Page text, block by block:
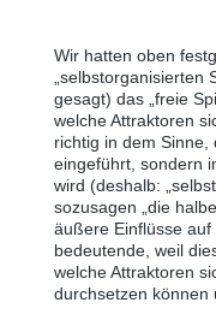
Wir hatten oben
„selbstorganisierten
gesagt) das „freie
welche Attraktoren
richtig in dem
eingeführt, sondern
wird (deshalb:
sozusagen „die
äußere Einflüsse
bedeutende, weil
welche Attraktoren
durchsetzen können